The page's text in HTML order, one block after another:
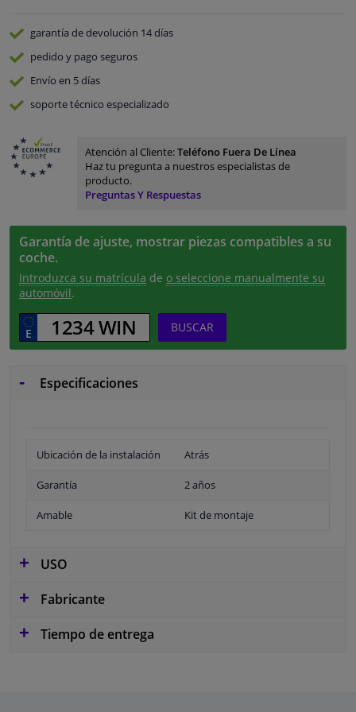
garantía de devolución 14 días
pedido y pago seguros
Envío en 5 días
soporte técnico especializado
Atención al Cliente:Teléfono Fuera De Línea
Haz tu pregunta a nuestros especialistas de
producto.
Preguntas Y Respuestas
Garantía de ajuste, mostrar piezas compatibles a su
coche.
Introduzca su matrícula de o seleccione manualmente su
automóvil.
BUSCAR
Especificaciones
Ubicación de la instalación Atrás
Garantía 2 años
Amable Kit de montaje
USO
Fabricante
Tiempo de entrega